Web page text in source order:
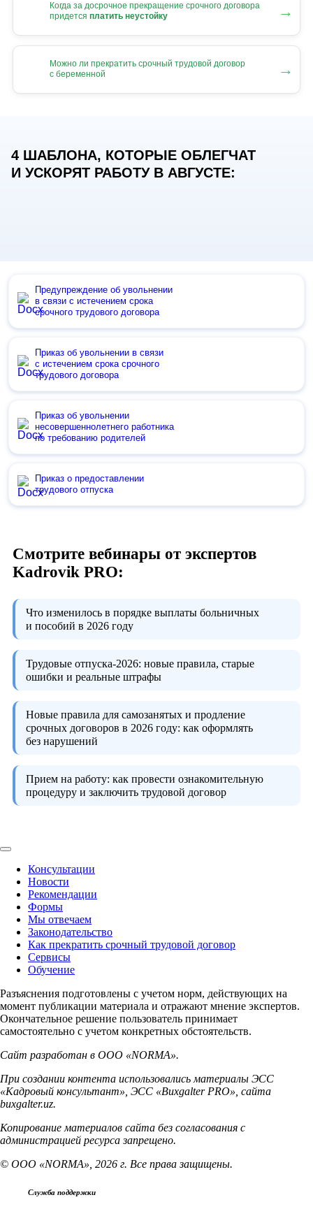
Когда за досрочное прекращение срочного договора
придется платить неустойку →
Можно ли прекратить срочный трудовой договор
с беременной
→
4 ШАБЛОНА, КОТОРЫЕ ОБЛЕГЧАТ
И УСКОРЯТ РАБОТУ В АВГУСТЕ:
Предупреждение об увольнении
в связи с истечением срока
срочного трудового договора
Приказ об увольнении в связи
с истечением срока срочного
трудового договора
Приказ об увольнении
несовершеннолетнего работника
по требованию родителей
Приказ о предоставлении
трудового отпуска
Смотрите вебинары от экспертов
Kadrovik PRO:
Что изменилось в порядке выплаты больничных
и пособий в 2026 году
Трудовые отпуска-2026: новые правила, старые
ошибки и реальные штрафы
Новые правила для самозанятых и продление
срочных договоров в 2026 году: как оформлять
без нарушений
Прием на работу: как провести ознакомительную
процедуру и заключить трудовой договор
Консультации
Новости
Рекомендации
Формы
Мы отвечаем
Законодательство
Как прекратить срочный трудовой договор
Сервисы
Обучение
Разъяснения подготовлены с учетом норм, действующих на
момент публикации материала и отражают мнение экспертов.
Окончательное решение пользователь принимает
самостоятельно с учетом конкретных обстоятельств.
Сайт разработан в ООО «NORMA».
При создании контента использовались материалы ЭСС
«Кадровый консультант», ЭСС «Buxgalter PRO», сайта
buxgalter.uz.
Копирование материалов сайта без согласования с
администрацией ресурса запрещено.
© ООО «NORMA», 2026 г. Все права защищены.
Служба поддержки